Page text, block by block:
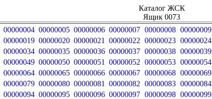
Каталог ЖСК
Ящик 0073
00000004 00000005 00000006 00000007 00000008 00000009
00000019 00000020 00000021 00000022 00000023 00000024
00000034 00000035 00000036 00000037 00000038 00000039
00000049 00000050 00000051 00000052 00000053 00000054
00000064 00000065 00000066 00000067 00000068 00000069
00000079 00000080 00000081 00000082 00000083 00000084
00000094 00000095 00000096 00000097 00000098 00000099